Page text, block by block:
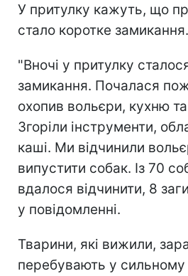
У притулку кажуть, що
стало коротке замикання.
"Вночі у притулку
замикання. Почалася
охопив вольєри, кухню
Згоріли інструменти,
каші. Ми відчинили
випустити собак. Із 70
вдалося відчинити, 8
у повідомленні.
Тварини, які вижили,
перебувають у сильному